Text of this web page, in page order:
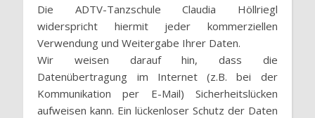
Die ADTV-Tanzschule Claudia Höllriegl
widerspricht hiermit jeder kommerziellen
Verwendung und Weitergabe Ihrer Daten.
Wir weisen darauf hin, dass die
Datenübertragung im Internet (z.B. bei der
Kommunikation per E-Mail) Sicherheitslücken
aufweisen kann. Ein lückenloser Schutz der Daten